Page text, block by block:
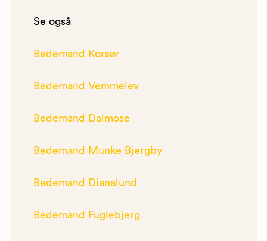
Se også
Bedemand Korsør
Bedemand Vemmelev
Bedemand Dalmose
Bedemand Munke Bjergby
Bedemand Dianalund
Bedemand Fuglebjerg